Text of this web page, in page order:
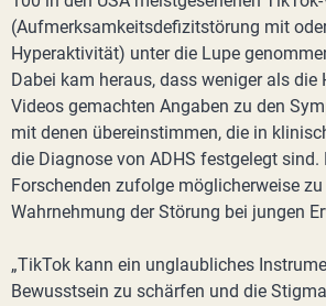
(Aufmerksamkeitsdefizitstörung mit
Hyperaktivität) unter die Lupe
Dabei kam heraus, dass weniger als die
Videos gemachten Angaben zu den
mit denen übereinstimmen, die in
die Diagnose von ADHS festgelegt sind.
Forschenden zufolge möglicherweise
Wahrnehmung der Störung bei jungen
„TikTok kann ein unglaubliches
Bewusstsein zu schärfen und die